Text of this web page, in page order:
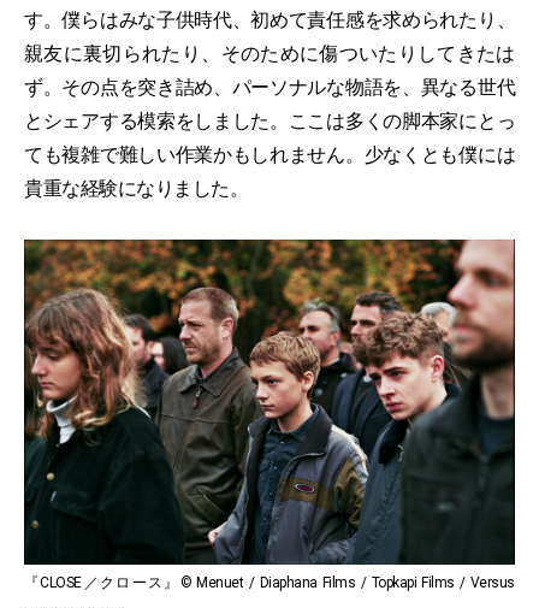
す。僕らはみな子供時代、初めて責任感を求められたり、
親友に裏切られたり、そのために傷ついたりしてきたは
ず。その点を突き詰め、パーソナルな物語を、異なる世代
とシェアする模索をしました。ここは多くの脚本家にとっ
ても複雑で難しい作業かもしれません。少なくとも僕には
貴重な経験になりました。
『CLOSE／クロース』© Menuet / Diaphana Films / Topkapi Films / Versus